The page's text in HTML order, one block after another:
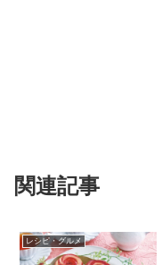
関連記事
レシピ・グルメ